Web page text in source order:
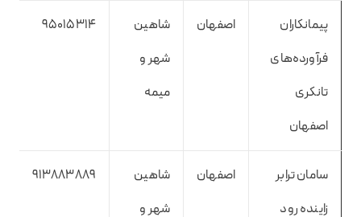
پیمانکاران
فرآورده‌های
تانکری
اصفهان
اصفهان
شاهین
شهر و
میمه
95015314
سامان ترابر
زاینده رود
اصفهان
شاهین
شهر و
913883889